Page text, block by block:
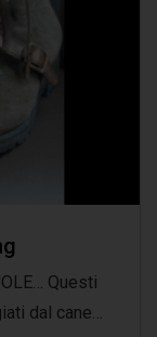
Questi
dal cane…